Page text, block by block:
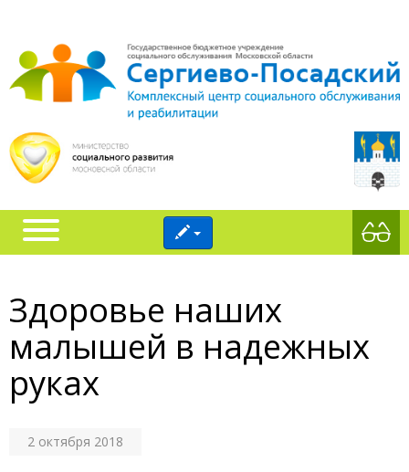
Здоровье наших
малышей в надежных
руках
2 октября 2018